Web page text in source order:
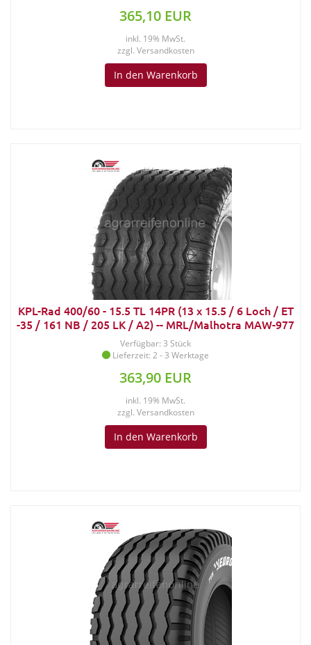
365,10 EUR
inkl. 19% MwSt.
zzgl. Versandkosten
In den Warenkorb
KPL-Rad 400/60 - 15.5 TL 14PR (13 x 15.5 / 6 Loch / ET
-35 / 161 NB / 205 LK / A2) -- MRL/Malhotra MAW-977
Verfügbar: 3 Stück
Lieferzeit: 2 - 3 Werktage
363,90 EUR
inkl. 19% MwSt.
zzgl. Versandkosten
In den Warenkorb